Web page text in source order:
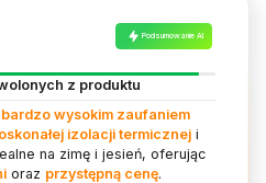
Podsumowanie AI
z produktu
bardzo wysokim zaufaniem
izolacji termicznej i
na zimę i jesień, oferując
oraz przystępną cenę.